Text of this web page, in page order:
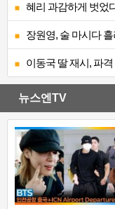
혜리 과감하게 벗었
장원영, 술 마시다
이동국 딸 재시, 파
뉴스엔TV